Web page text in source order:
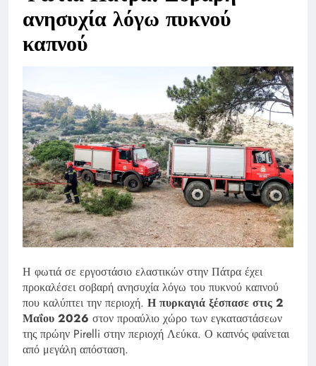
ανησυχία λόγω πυκνού
καπνού
Η φωτιά σε εργοστάσιο ελαστικών στην Πάτρα έχει
προκαλέσει σοβαρή ανησυχία λόγω του πυκνού καπνού
που καλύπτει την περιοχή. Η πυρκαγιά ξέσπασε στις 2
Μαΐου 2026 στον προαύλιο χώρο των εγκαταστάσεων
της πρώην Pirelli στην περιοχή Λεύκα. Ο καπνός φαίνεται
από μεγάλη απόσταση.